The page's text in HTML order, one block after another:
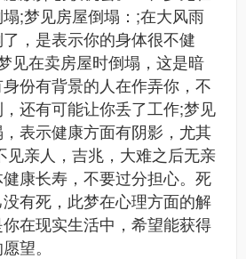
;梦见房屋倒塌：;在大风雨
，是表示你的身体很不健
见在卖房屋时倒塌，这是暗
份有背景的人在作弄你，不
还有可能让你丢了工作;梦见
表示健康方面有阴影，尤其
见亲人，吉兆，大难之后无亲
康长寿，不要过分担心。死
有死，此梦在心理方面的解
在现实生活中，希望能获得
望。